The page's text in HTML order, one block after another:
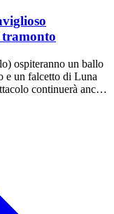
ospiteranno un ballo
e un falcetto di Luna
continuerà anche